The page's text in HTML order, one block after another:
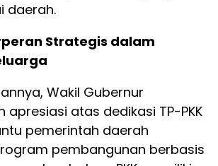
daerah.
Strategis dalam
Wakil Gubernur
apresiasi atas dedikasi TP-PKK
pemerintah daerah
pembangunan berbasis